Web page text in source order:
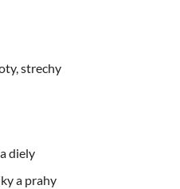
strechy
diely
a prahy